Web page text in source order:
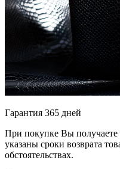
Гарантия 365 дней
При покупке Вы получаете
указаны сроки возврата
обстоятельствах.